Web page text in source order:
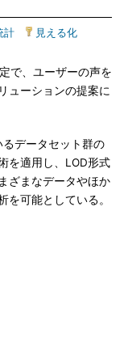
計 見える化
で、ユーザーの声を
ューションの提案に
データセット群の
を適用し、LOD形式
ざまなデータやほか
を可能としている。